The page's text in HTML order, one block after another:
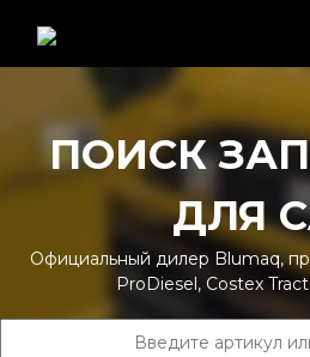
ПОИСК
ДЛЯ
Официальный дилер Blumaq,
ProDiesel, Costex